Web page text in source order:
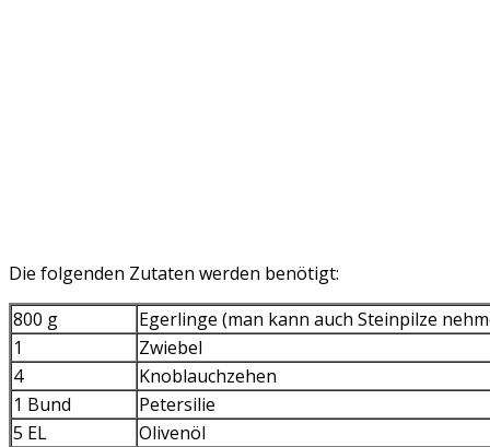
Die folgenden Zutaten werden benötigt:
800 g
Egerlinge (man kann auch Steinpilze
1
Zwiebel
4
Knoblauchzehen
1 Bund
Petersilie
5 EL
Olivenöl